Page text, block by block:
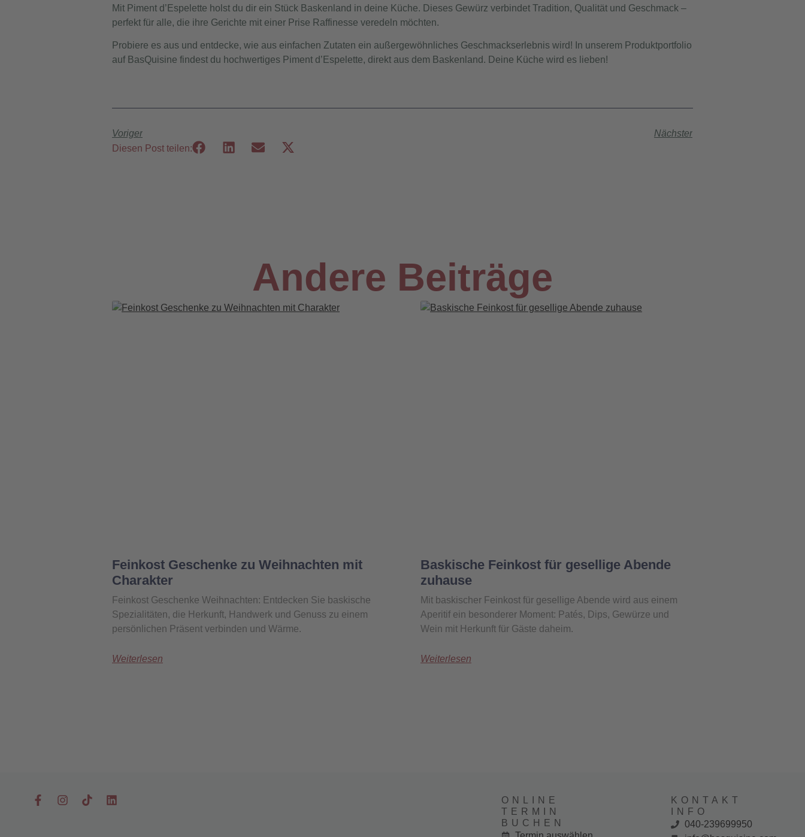
Mit Piment d’Espelette holst du dir ein Stück Baskenland in deine Küche. Dieses Gewürz verbindet Tradition, Qualität und Geschmack –
perfekt für alle, die ihre Gerichte mit einer Prise Raffinesse veredeln möchten.
Probiere es aus und entdecke, wie aus einfachen Zutaten ein außergewöhnliches Geschmackserlebnis wird! In unserem Produktportfolio
auf BasQuisine findest du hochwertiges Piment d’Espelette, direkt aus dem Baskenland. Deine Küche wird es lieben!
Voriger
Nächster
Diesen Post teilen:
Andere Beiträge
Feinkost Geschenke zu Weihnachten mit
Charakter
Feinkost Geschenke Weihnachten: Entdecken Sie baskische
Spezialitäten, die Herkunft, Handwerk und Genuss zu einem
persönlichen Präsent verbinden und Wärme.
Weiterlesen
Baskische Feinkost für gesellige Abende
zuhause
Mit baskischer Feinkost für gesellige Abende wird aus einem
Aperitif ein besonderer Moment: Patés, Dips, Gewürze und
Wein mit Herkunft für Gäste daheim.
Weiterlesen
ONLINE
TERMIN
BUCHEN
KONTAKT
INFO
040-239699950